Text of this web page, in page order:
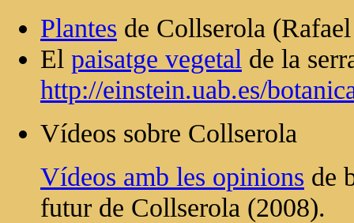
Plantes de Collserola
El paisatge vegetal de la
http://einstein.uab.es/
Vídeos sobre Collserola
Vídeos amb les opinions de
futur de Collserola (2008).